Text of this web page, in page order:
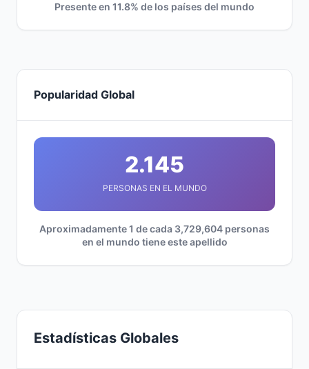
Presente en 11.8% de los países del mundo
Popularidad Global
2.145
PERSONAS EN EL MUNDO
Aproximadamente 1 de cada 3,729,604 personas
en el mundo tiene este apellido
Estadísticas Globales